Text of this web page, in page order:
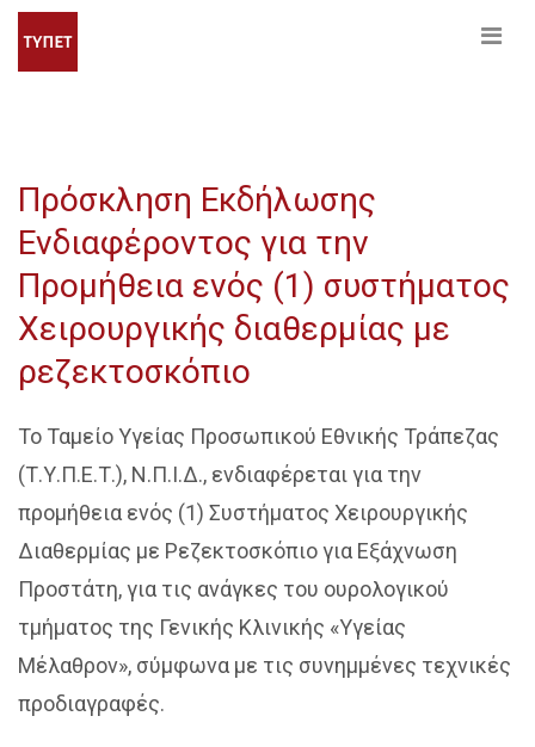
Πρόσκληση Εκδήλωσης
Ενδιαφέροντος για την
Προμήθεια ενός (1) συστήματος
Χειρουργικής διαθερμίας με
ρεζεκτοσκόπιο
Το Ταμείο Υγείας Προσωπικού Εθνικής Τράπεζας
(Τ.Υ.Π.Ε.Τ.), Ν.Π.Ι.Δ., ενδιαφέρεται για την
προμήθεια ενός (1) Συστήματος Χειρουργικής
Διαθερμίας με Ρεζεκτοσκόπιο για Εξάχνωση
Προστάτη, για τις ανάγκες του ουρολογικού
τμήματος της Γενικής Κλινικής «Υγείας
Μέλαθρον», σύμφωνα με τις συνημμένες τεχνικές
προδιαγραφές.